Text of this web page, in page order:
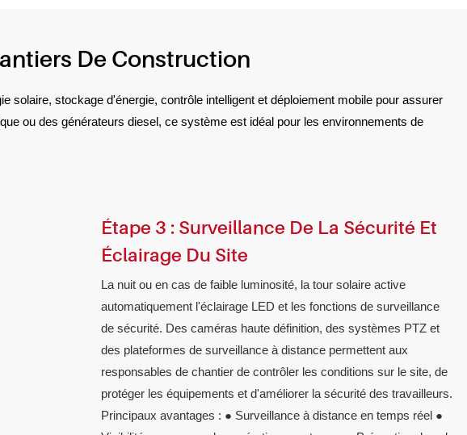
De Construction
stockage d'énergie, contrôle intelligent et déploiement mobile pour assurer
ou des générateurs diesel, ce système est idéal pour les environnements de
Étape 3 : Surveillance De La Sécurité Et
Éclairage Du Site
La nuit ou en cas de faible luminosité, la tour solaire active
automatiquement l'éclairage LED et les fonctions de surveillance
de sécurité. Des caméras haute définition, des systèmes PTZ et
des plateformes de surveillance à distance permettent aux
responsables de chantier de contrôler les conditions sur le site, de
protéger les équipements et d'améliorer la sécurité des travailleurs.
Principaux avantages : ● Surveillance à distance en temps réel ●